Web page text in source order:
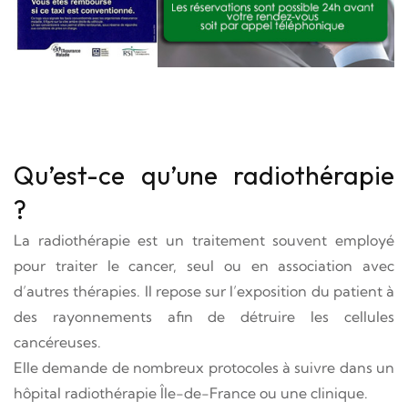
Qu’est-ce qu’une radiothérapie
?
La radiothérapie est un traitement souvent employé
pour traiter le cancer, seul ou en association avec
d’autres thérapies. Il repose sur l’exposition du patient à
des rayonnements afin de détruire les cellules
cancéreuses.
Elle demande de nombreux protocoles à suivre dans un
hôpital radiothérapie Île-de-France ou une clinique.